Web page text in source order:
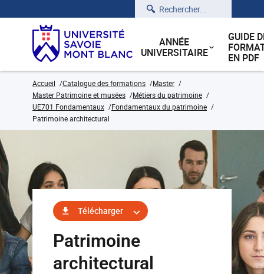
Rechercher
ANNÉE
UNIVERSITAIRE
GUIDE
EN PDF
Accueil Catalogue des formations
Master
Master Patrimoine et musées
Métiers du patrimoine
UE701 Fondamentaux
Fondamentaux du patrimoine
Patrimoine architectural
Télécharger
Patrimoine
architectural